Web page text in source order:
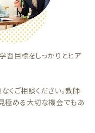
習目標をしっかりとヒア
くご相談ください。教師
極める大切な機会でもあ